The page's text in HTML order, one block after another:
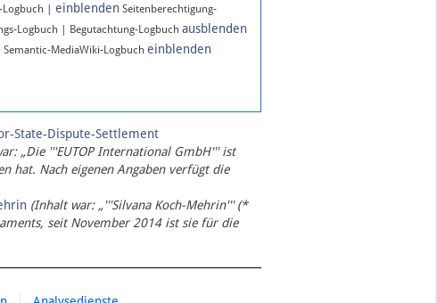
| einblenden Seitenberechtigung-
Logbuch | Begutachtung-Logbuch ausblenden
Semantic-MediaWiki-Logbuch einblenden
State-Dispute-Settlement
„Die '''EUTOP International GmbH''' ist
hat. Nach eigenen Angaben verfügt die
(Inhalt war: „'''Silvana Koch-Mehrin''' (*
seit November 2014 ist sie für die